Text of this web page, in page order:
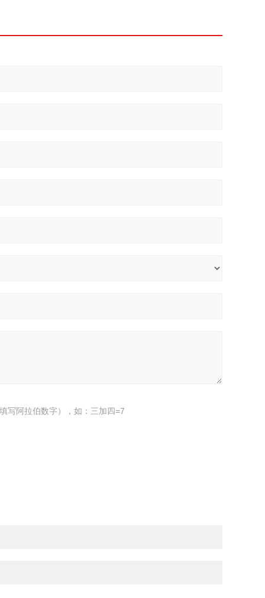
写阿拉伯数字），如：三加四=7